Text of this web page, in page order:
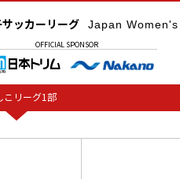
ッカーリーグ Japan
OFFICIAL SPONSOR
こリーグ1部